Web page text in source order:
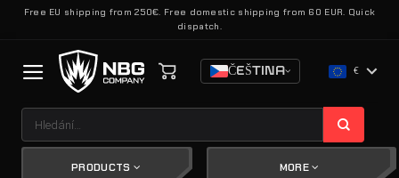
Přeskočit
Free EU shipping from 250€. Free domestic shipping from 60 EUR. Quick
dispatch.
ČEŠTINA €
PRODUCTS MORE